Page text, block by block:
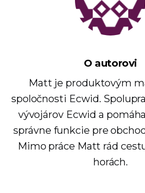
O autorovi
Matt je produktovým
spoločnosti Ecwid.
vývojárov Ecwid a
správne funkcie pre
Mimo práce Matt rád
horách.